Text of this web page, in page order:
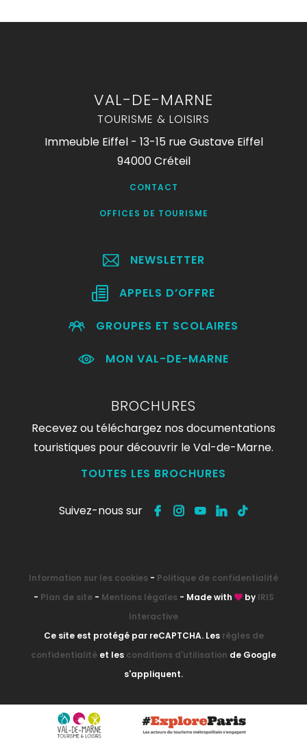
VAL-DE-MARNE
TOURISME & LOISIRS
Immeuble Eiffel - 13-15 rue Gustave Eiffel
94000 Créteil
CONTACT
OFFICES DE TOURISME
NEWSLETTER
APPELS D’OFFRE
GROUPES ET SCOLAIRES
MON VAL-DE-MARNE
BROCHURES
Recevez ou téléchargez nos documentations
touristiques pour découvrir le Val-de-Marne.
TOUTES LES BROCHURES
Suivez-nous sur
Information sur les cookies - Politique de confidentialité
- Plan de site- Mentions légales- Made with by IRIS
Interactive
Ce site est protégé par reCAPTCHA. Les règles de
confidentialité et les conditions d'utilisation de Google
s'appliquent.